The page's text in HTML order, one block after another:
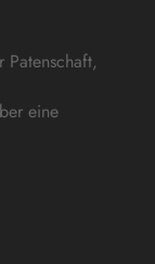
eine